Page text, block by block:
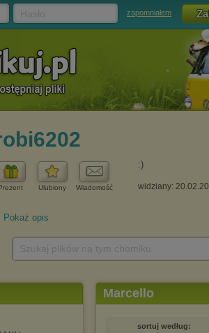
zapomniałem
Ulubiony Wiadomość
:)
widziany:
Pokaż opis
Marcello
sortuj według: